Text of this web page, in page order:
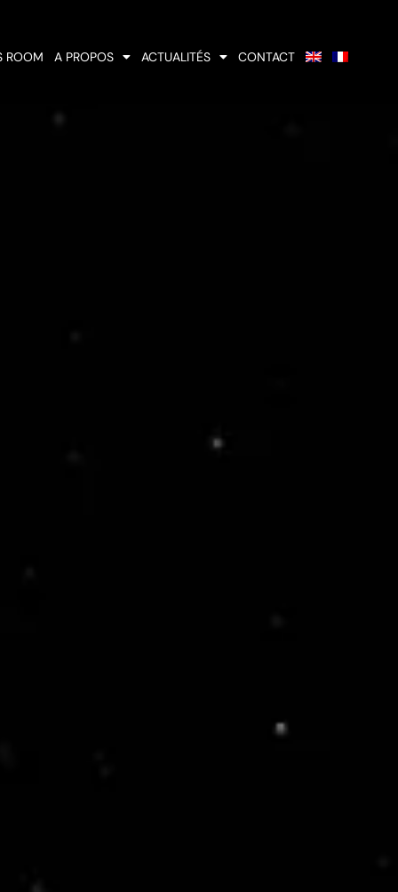
ROOM A PROPOS ACTUALITÉS CONTACT